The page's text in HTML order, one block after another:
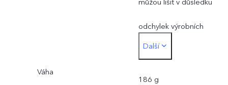
můžou lišit v důsledku
odchylek výrobních
procesů, metod měření
a použitých materiálů.
Další
Váha
186 g